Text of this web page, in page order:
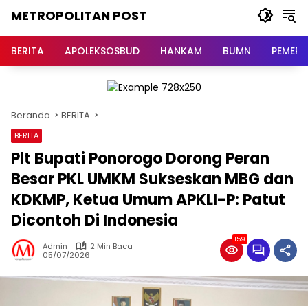
METROPOLITAN POST
BERITA APOLEKSOSBUD HANKAM BUMN
Beranda BERITA
BERITA
Plt Bupati Ponorogo Dorong Peran
Besar PKL UMKM Sukseskan MBG dan
KDKMP, Ketua Umum APKLI-P: Patut
Dicontoh Di Indonesia
Admin
2 Min Baca
05/07/2026
159